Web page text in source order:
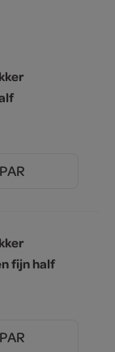
fijn half